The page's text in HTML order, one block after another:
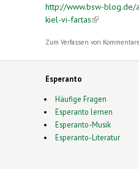
http://www.bsw-
kiel-vi-fartas(link is
Zum Verfassen von
Esperanto
Häufige Fragen
Esperanto lernen
Esperanto-Musik
Esperanto-Literatur